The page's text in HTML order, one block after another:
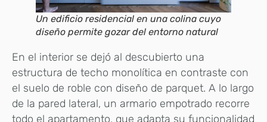
Un edificio residencial en una colina cuyo
diseño permite gozar del entorno natural
En el interior se dejó al descubierto una
estructura de techo monolítica en contraste con
el suelo de roble con diseño de parquet. A lo largo
de la pared lateral, un armario empotrado recorre
todo el apartamento, que adapta su funcionalidad